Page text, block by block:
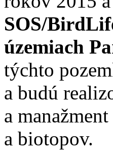
SOS/
územiach
týchto
a budú
a
a biotopov.